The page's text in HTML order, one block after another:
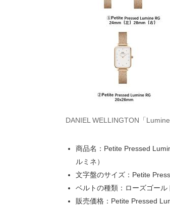
DANIEL WELLINGTON「Lumine
商品名：Petite Pressed
ルミネ）
文字盤のサイズ：Petite
ベルトの種類：ローズゴー
販売価格：Petite Pressed